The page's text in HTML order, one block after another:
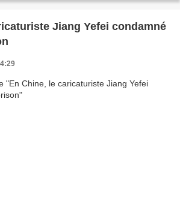
Jiang Yefei condamné